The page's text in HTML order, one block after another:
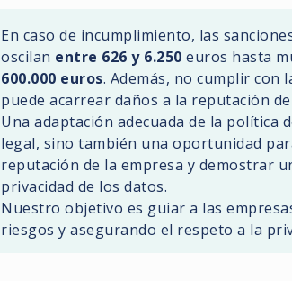
En caso de incumplimiento, las
oscilan entre 626 y 6.250 euros hasta
600.000 euros. Además, no cumplir con
puede acarrear daños a la reputación
Una adaptación adecuada de la política
legal, sino también una oportunidad
reputación de la empresa y demostrar
privacidad de los datos.
Nuestro objetivo es guiar a las
riesgos y asegurando el respeto a la